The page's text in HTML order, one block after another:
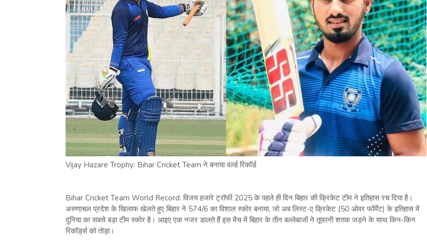
Vijay Hazare Trophy: Bihar Cricket Team ने बनाया वर्ल्ड रिकॉर्ड
Bihar Cricket Team World Record: विजय हजारे ट्रॉफी 2025 के पहले ही दिन बिहार की क्रिकेट टीम ने इतिहास रच दिया है।
अरुणाचल प्रदेश के खिलाफ खेलते हुए बिहार ने 574/6 का विशाल स्कोर बनाया, जो अब लिस्ट-ए क्रिकेट (50 ओवर फॉर्मेट) के इतिहास में
दुनिया का सबसे बड़ा टीम स्कोर है। आइए एक नजर डालते हैं इस मैच में बिहार के तीन बल्लेबाजों ने तूफानी शतक जड़ने के साथ किन-किन
रिकॉर्ड्स को तोड़ा।